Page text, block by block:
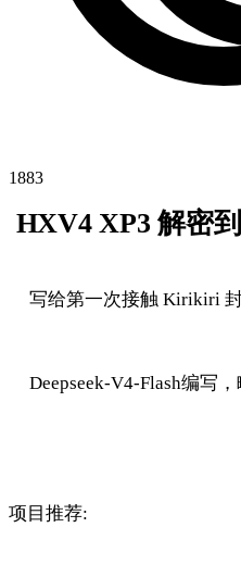
1883
HXV4 XP3 解密
写给第一次接触 Kirikiri 封
Deepseek-V4-Flash编写
项目推荐: